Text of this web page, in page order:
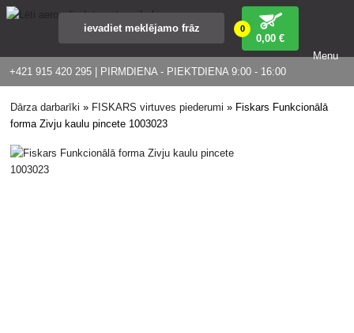
+421 915 420 295 | PIRMDIENA - PIEKTDIENA 9:00 - 16:00
0
0,00 €
Menu
Dārza darbarīki » FISKARS virtuves piederumi » Fiskars Funkcionālā
forma Zivju kaulu pincete 1003023